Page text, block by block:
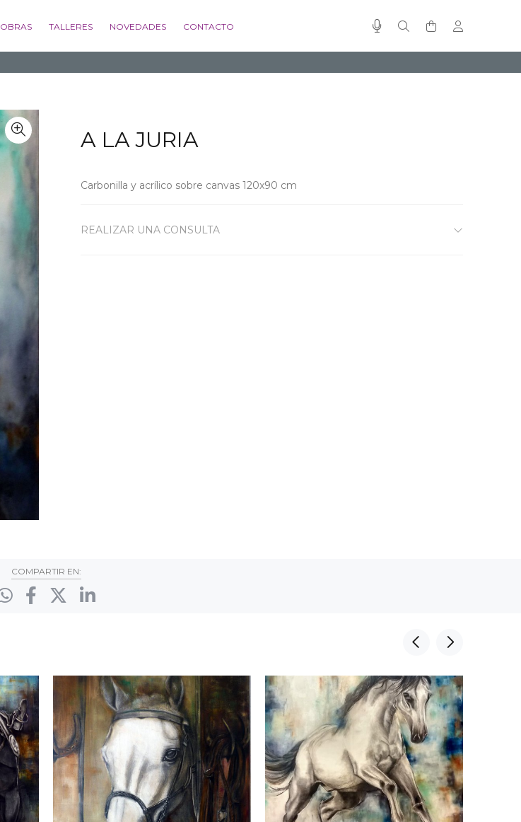
OBRAS TALLERES NOVEDADES CONTACTO
A LA JURIA
Carbonilla y acrílico sobre canvas 120x90 cm
REALIZAR UNA CONSULTA
COMPARTIR EN: